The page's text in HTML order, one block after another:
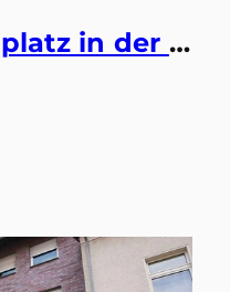
Tiefgaragenstellplatz in der Kopernikusstr. 34 in Gelsenkirchen-Bismarck zu vermieten